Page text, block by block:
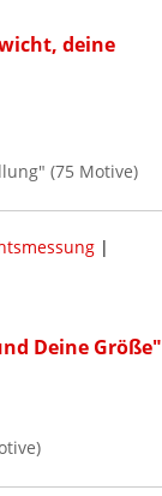
deine
(75 Motive)
|
Deine Größe"